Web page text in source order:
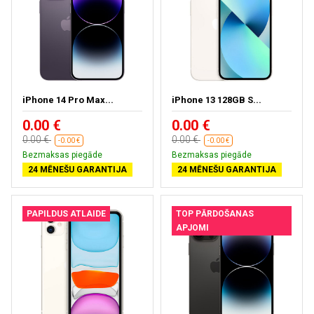
iPhone 14 Pro Max...
0.00 €
0.00 € -0.00 €
Bezmaksas piegāde
24 MĒNEŠU GARANTIJA
iPhone 13 128GB S...
0.00 €
0.00 € -0.00 €
Bezmaksas piegāde
24 MĒNEŠU GARANTIJA
PAPILDUS ATLAIDE
TOP PĀRDOŠANAS
APJOMI